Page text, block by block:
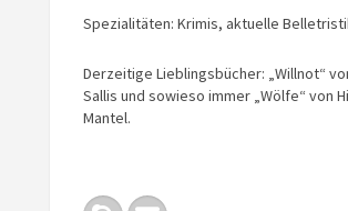
Spezialitäten: Krimis, aktuelle
Derzeitige Lieblingsbücher: „Willnot“
Sallis und sowieso immer „Wölfe“ von
Mantel.